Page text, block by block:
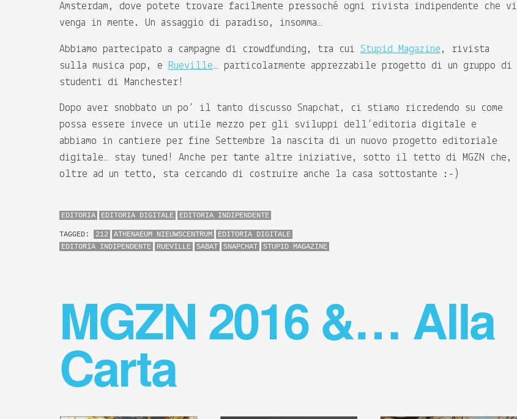
Amsterdam, dove potete trovare facilmente pressoché ogni rivista indipendente che vi
venga in mente. Un assaggio di paradiso, insomma…
Abbiamo partecipato a campagne di crowdfunding, tra cui Stupid Magazine , rivista
sulla musica pop, e
Rueville… particolarmente apprezzabile progetto di un gruppo di
studenti di Manchester!
Dopo aver snobbato un po’ il tanto discusso Snapchat, ci stiamo ricredendo su come
possa essere invece un utile mezzo per gli sviluppi dell’editoria digitale e
abbiamo in cantiere per fine Settembre la nascita di un nuovo progetto editoriale
digitale… stay tuned! Anche per tante altre iniziative, sotto il tetto di MGZN che,
oltre ad un tetto, sta cercando di costruire anche la casa sottostante :-)
EDITORIA EDITORIA DIGITALE EDITORIA INDIPENDENTE
TAGGED: 212 ATHENAEUM NIEUWSCENTRUM
EDITORIA DIGITALE
EDITORIA INDIPENDENTE
RUEVILLE SABAT SNAPCHAT STUPID MAGAZINE
MGZN 2016 &… Alla
Carta